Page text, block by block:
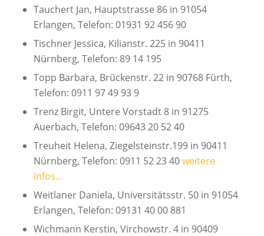
Tauchert Jan, Hauptstrasse 86 in 91054
Erlangen, Telefon: 01931 92 456 90
Tischner Jessica, Kilianstr. 225 in 90411
Nürnberg, Telefon: 89 14 195
Topp Barbara, Brückenstr. 22 in 90768 Fürth,
Telefon: 0911 97 49 93 9
Trenz Birgit, Untere Vorstadt 8 in 91275
Auerbach, Telefon: 09643 20 52 40
Treuheit Helena, Ziegelsteinstr.199 in 90411
Nürnberg, Telefon: 0911 52 23 40weitere
Infos…
Weitlaner Daniela, Universitätsstr. 50 in 91054
Erlangen, Telefon: 09131 40 00 881
Wichmann Kerstin, Virchowstr. 4 in 90409